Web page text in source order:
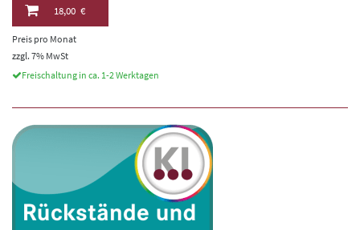
18,00 €
Preis pro Monat
zzgl. 7% MwSt
Freischaltung in ca. 1-2 Werktagen